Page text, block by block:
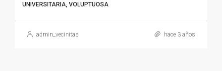
UNIVERSITARIA, VOLUPTUOSA
admin_vecinitas hace 3 años